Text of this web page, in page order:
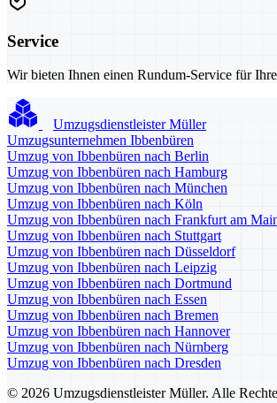
Service
Wir bieten Ihnen einen Rundum-Service für
Umzugsdienstleister Müller
Umzugsunternehmen Ibbenbüren
Umzug von Ibbenbüren nach Berlin
Umzug von Ibbenbüren nach Hamburg
Umzug von Ibbenbüren nach München
Umzug von Ibbenbüren nach Köln
Umzug von Ibbenbüren nach Frankfurt am
Umzug von Ibbenbüren nach Stuttgart
Umzug von Ibbenbüren nach Düsseldorf
Umzug von Ibbenbüren nach Leipzig
Umzug von Ibbenbüren nach Dortmund
Umzug von Ibbenbüren nach Essen
Umzug von Ibbenbüren nach Bremen
Umzug von Ibbenbüren nach Hannover
Umzug von Ibbenbüren nach Nürnberg
Umzug von Ibbenbüren nach Dresden
© 2026 Umzugsdienstleister Müller. Alle